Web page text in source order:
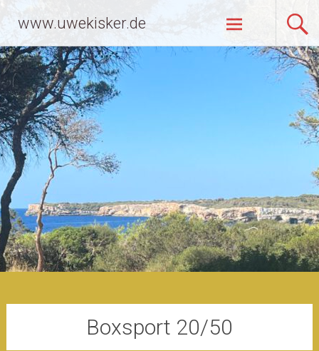
Inhalt
springen
www.uwekisker.de
Boxsport 20/50